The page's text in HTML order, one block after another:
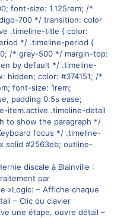
font-size: 1.125rem; /*
700 */ transition: color
.timeline-title { color:
*/ .timeline-period {
/* gray-500 */ margin-top:
by default */ .timeline-
hidden; color: #374151; /*
font-size: 1rem;
padding 0.5s ease;
item.active .timeline-detail
to show the paragraph */
focus */ .timeline-
solid #2563eb; outline-
discale à Blainville :
par
»Logic: – Affiche chaque
– Clic ou clavier
une étape, ouvre détail –